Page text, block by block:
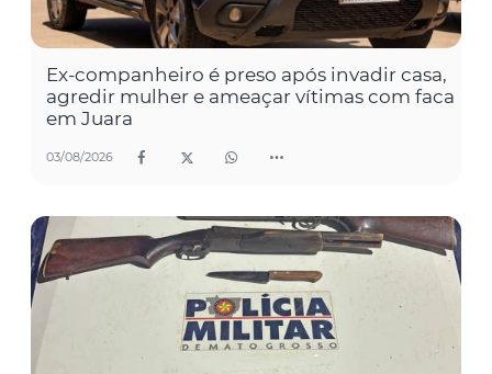
Ex-companheiro é preso após invadir casa,
agredir mulher e ameaçar vítimas com faca
em Juara
03/08/2026